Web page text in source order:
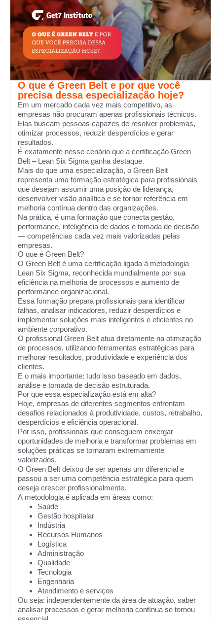
O que é Green Belt e por que você
precisa dessa especialização hoje?
Em um mercado cada vez mais competitivo, as
empresas não procuram apenas profissionais técnicos.
Elas buscam pessoas capazes de resolver problemas,
otimizar processos, reduzir desperdícios e gerar
resultados.
É exatamente nesse cenário que a certificação Green
Belt – Lean Six Sigma ganha destaque.
Mais do que uma especialização, o Green Belt
representa uma formação estratégica para profissionais
que desejam assumir uma posição de liderança,
desenvolver visão analítica e se tornar referência em
melhoria contínua dentro das organizações.
Na prática, é uma formação que conecta gestão,
performance, inteligência de dados e tomada de decisão
— competências cada vez mais valorizadas pelas
empresas.
O que é Green Belt?
O Green Belt é uma certificação ligada à metodologia
Lean Six Sigma, reconhecida mundialmente por sua
eficiência na melhoria de processos e aumento de
performance organizacional.
Essa formação prepara profissionais para identificar
falhas, analisar indicadores, reduzir desperdícios e
implementar soluções mais inteligentes e eficientes no
ambiente corporativo.
O profissional Green Belt atua diretamente na otimização
de processos, utilizando ferramentas estratégicas para
melhorar resultados, produtividade e experiência dos
clientes.
E o mais importante: tudo isso baseado em dados,
análise e tomada de decisão estruturada.
Por que essa especialização está em alta?
Hoje, empresas de diferentes segmentos enfrentam
desafios relacionados à produtividade, custos, retrabalho,
desperdícios e eficiência operacional.
Por isso, profissionais que conseguem enxergar
oportunidades de melhoria e transformar problemas em
soluções práticas se tornaram extremamente
valorizados.
O Green Belt deixou de ser apenas um diferencial e
passou a ser uma competência estratégica para quem
deseja crescer profissionalmente.
A metodologia é aplicada em áreas como:
Saúde
Gestão hospitalar
Indústria
Recursos Humanos
Logística
Administração
Qualidade
Tecnologia
Engenharia
Atendimento e serviços
Ou seja: independentemente da área de atuação, saber
analisar processos e gerar melhoria contínua se tornou